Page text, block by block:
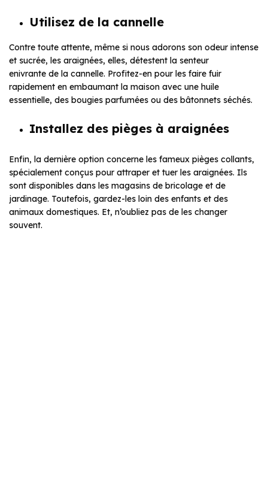
Utilisez de la cannelle
Contre toute attente, même si nous adorons son odeur intense
et sucrée, les araignées, elles, détestent la senteur
enivrante de la cannelle. Profitez-en pour les faire fuir
rapidement en embaumant la maison avec une huile
essentielle, des bougies parfumées ou des bâtonnets séchés.
Installez des pièges à araignées
Enfin, la dernière option concerne les fameux pièges collants,
spécialement conçus pour attraper et tuer les araignées. Ils
sont disponibles dans les magasins de bricolage et de
jardinage. Toutefois, gardez-les loin des enfants et des
animaux domestiques. Et, n’oubliez pas de les changer
souvent.